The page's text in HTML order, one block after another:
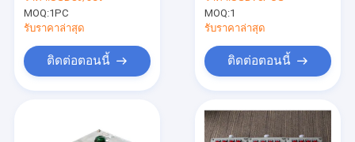
MOQ:1PC
รับราคาล่าสุด
ติดต่อตอนนี้
การระเบิด
MOQ:1
รับราคาล่าสุด
ติดต่อตอนนี้